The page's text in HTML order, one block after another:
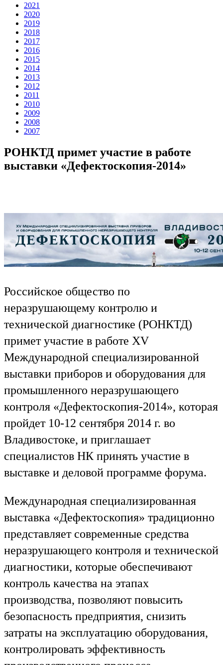
2021
2020
2019
2018
2017
2016
2015
2014
2013
2012
2011
2010
2009
2008
2007
РОНКТД примет участие в работе
выставки «Дефектоскопия-2014»
Российское общество по
неразрушающему контролю и
технической диагностике (РОНКТД)
примет участие в работе XV
Международной специализированной
выставки приборов и оборудования для
промышленного неразрушающего
контроля «Дефектоскопия-2014», которая
пройдет 10-12 сентября 2014 г. во
Владивостоке, и приглашает
специалистов НК принять участие в
выставке и деловой программе форума.
Международная специализированная
выставка «Дефектоскопия» традиционно
представляет современные средства
неразрушающего контроля и технической
диагностики, которые обеспечивают
контроль качества на этапах
производства, позволяют повысить
безопасность предприятия, снизить
затраты на эксплуатацию оборудования,
контролировать эффективность